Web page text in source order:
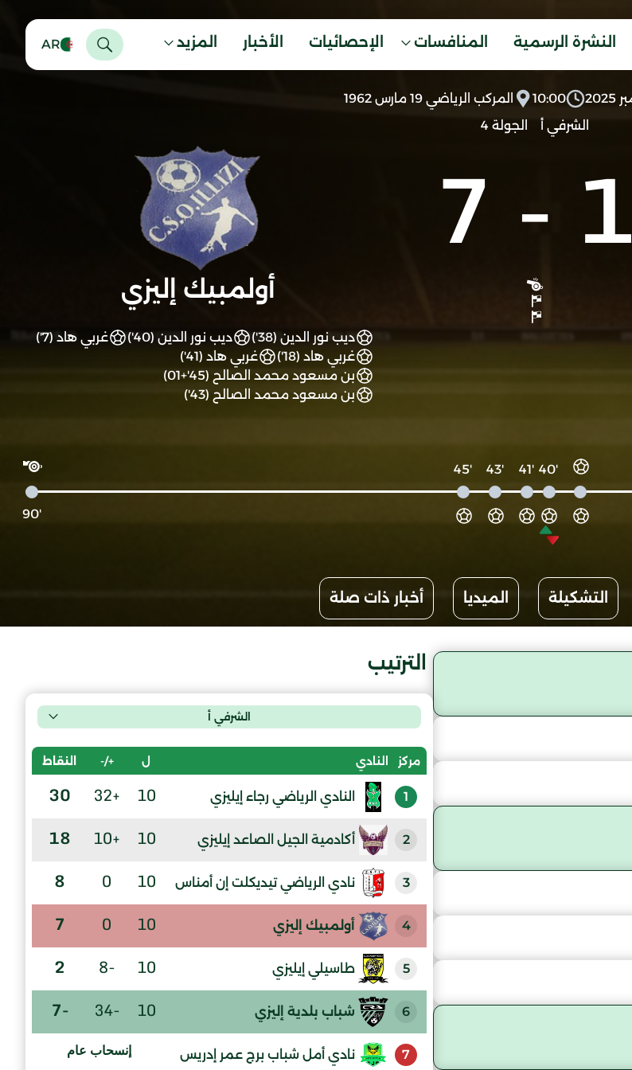
النشرة الرسمية المنافسات الإحصائيات الأخبار المزيد AR
10:00
المركب الرياضي 19 مارس 1962
الشرفي أ
الجولة 4
1
-
7
أولمبيك إليزي
ديب نور الدين (38') ديب نور الدين (40')
غربي هاد (7')
غربي هاد (18')
غربي هاد (41')
بن مسعود محمد الصالح (45'+01)
بن مسعود محمد الصالح (43')
'40
'41
'43
'45
'90
التشكيلة الميديا أخبار ذات صلة
الترتيب
الشرفي أ
مركز النادي ل +/- النقاط
1 النادي الرياضي رجاء إيليزي 10
+32
30
2 أكادمية الجيل الصاعد إيليزي 10
+10
18
3 نادي الرياضي تيديكلت إن أمناس 10
0
8
4 أولمبيك إليزي 10
0
7
5 طاسيلي إيليزي 10
-8
2
6 شباب بلدية إليزي 10
-34
-7
7 نادي أمل شباب برج عمر إدريس إنسحاب عام